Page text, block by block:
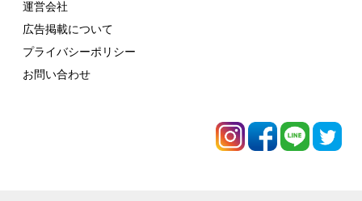
運営会社
広告掲載について
プライバシーポリシー
お問い合わせ